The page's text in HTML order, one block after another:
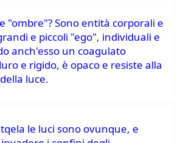
"ombre"? Sono entità corporali e
e piccoli "ego", individuali e
anch'esso un coagulato
e rigido, è opaco e resiste alla
luce.
le luci sono ovunque, e